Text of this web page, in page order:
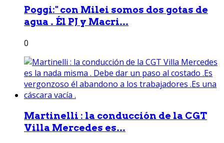
Poggi:" con Milei somos dos gotas de
agua . Él PJ y Macri...
0
Martinelli : la conducción de la CGT
Villa Mercedes es...